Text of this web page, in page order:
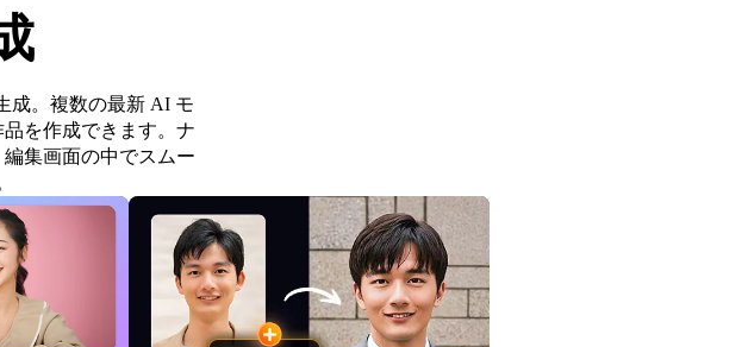
成。複数の最新 AI モ
を作成できます。ナ
集画面の中でスムー